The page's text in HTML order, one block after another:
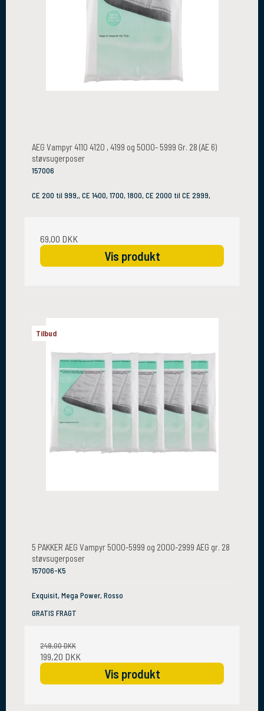
AEG Vampyr 4110 4120 , 4199 og 5000- 5999 Gr. 28 (AE 6)
støvsugerposer
157006
CE 200 til 999,, CE 1400, 1700, 1800, CE 2000 til CE 2999,
69,00 DKK
Vis produkt
Tilbud
5 PAKKER AEG Vampyr 5000-5999 og 2000-2999 AEG gr. 28
støvsugerposer
157006-K5
Exquisit, Mega Power, Rosso
GRATIS FRAGT
249,00 DKK
199,20 DKK
Vis produkt